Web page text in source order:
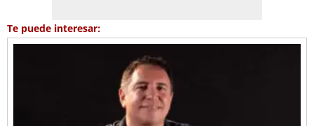
Te puede interesar: